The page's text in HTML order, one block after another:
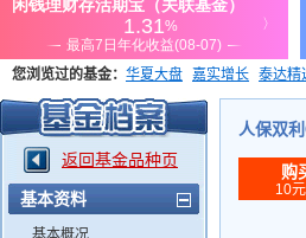
您浏览过的基金： 华夏大盘 嘉实增长 泰达精
添富优势 华安宏利 上证180价值ETF
返回基金品种页
基本资料
基本概况
人保双
购
10